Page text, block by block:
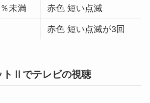
未満 赤色 短い点滅
赤色 短い点滅が3回
トⅡでテレビの視聴